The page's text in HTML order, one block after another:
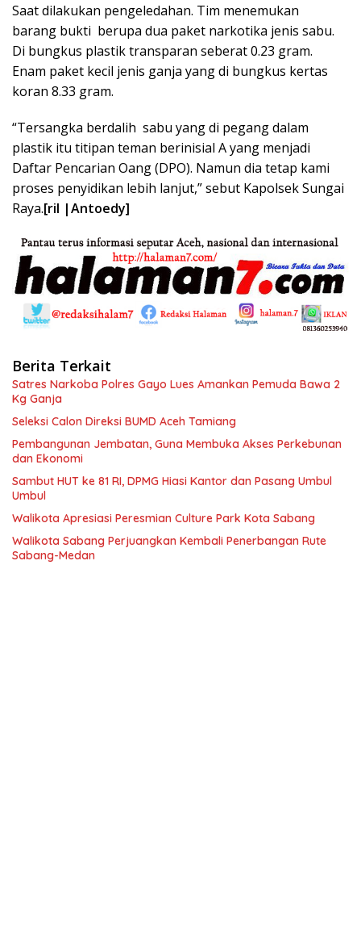
Saat dilakukan pengeledahan. Tim menemukan
barang bukti berupa dua paket narkotika jenis sabu.
Di bungkus plastik transparan seberat 0.23 gram.
Enam paket kecil jenis ganja yang di bungkus kertas
koran 8.33 gram.
“Tersangka berdalih sabu yang di pegang dalam
plastik itu titipan teman berinisial A yang menjadi
Daftar Pencarian Oang (DPO). Namun dia tetap kami
proses penyidikan lebih lanjut,” sebut Kapolsek Sungai
Raya.[ril |Antoedy]
Berita Terkait
Satres Narkoba Polres Gayo Lues Amankan Pemuda Bawa 2
Kg Ganja
Seleksi Calon Direksi BUMD Aceh Tamiang
Pembangunan Jembatan, Guna Membuka Akses Perkebunan
dan Ekonomi
Sambut HUT ke 81 RI, DPMG Hiasi Kantor dan Pasang Umbul
Umbul
Walikota Apresiasi Peresmian Culture Park Kota Sabang
Walikota Sabang Perjuangkan Kembali Penerbangan Rute
Sabang-Medan